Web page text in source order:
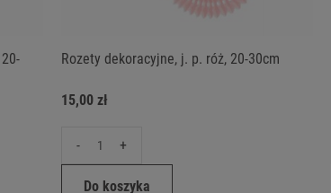
Rozety dekoracyjne, j. p. róż, 20-30cm
15,00 zł
- +
Do koszyka